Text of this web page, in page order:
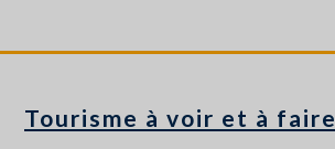
Tourisme à voir et à faire